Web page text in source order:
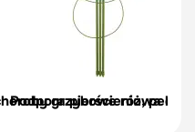
grzybowe róż,
Podpora pierścieniowa do